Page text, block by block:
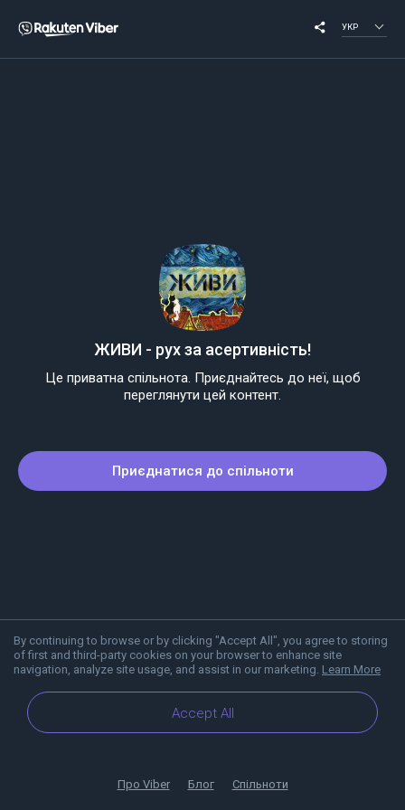
УКР
By continuing to browse or by clicking "Accept All", you agree to storing
of first and third-party cookies on your browser to enhance site
navigation, analyze site usage, and assist in our marketing. Learn More
Accept All
ЖИВИ - рух за асертивність!
Це приватна спільнота. Приєднайтесь до неї, щоб
переглянути цей контент.
Приєднатися до спільноти
Про Viber Блог Спільноти